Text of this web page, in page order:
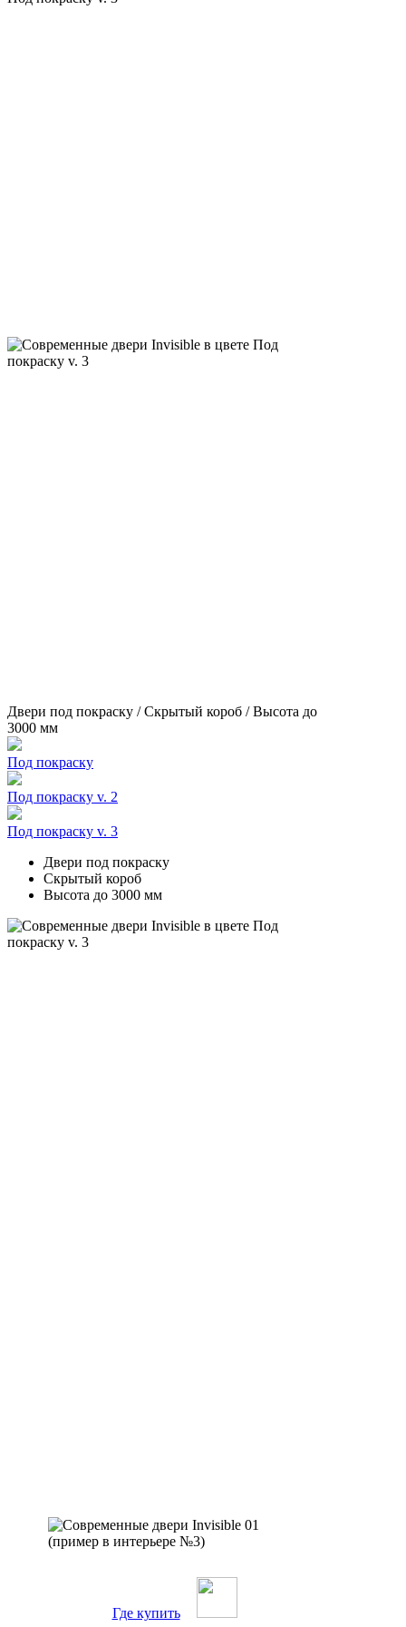
Двери под покраску / Скрытый короб / Высота до
3000 мм
Под покраску
Под покраску v. 2
Под покраску v. 3
Двери под покраску
Скрытый короб
Высота до 3000 мм
Где купить